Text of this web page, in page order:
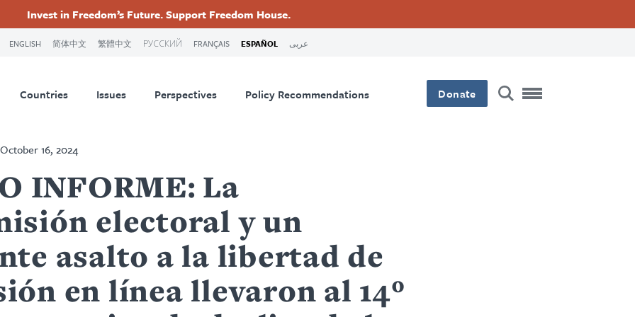
Invest in Freedom’s Future. Support Freedom House.
ENGLISH 简体中文 繁體中文 РУССКИЙ FRANÇAIS ESPAÑOL عربى
Countries Issues Perspectives Policy Recommendations Donate
October 16, 2024
INFORME: La
electoral y un
asalto a la libertad de
en línea llevaron al 14º
Footer